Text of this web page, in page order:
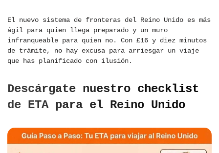
El nuevo sistema de fronteras del Reino Unido es más
ágil para quien llega preparado y un muro
infranqueable para quien no. Con £16 y diez minutos
de trámite, no hay excusa para arriesgar un viaje
que has planificado con ilusión.
Descárgate nuestro checklist
de ETA para el Reino Unido